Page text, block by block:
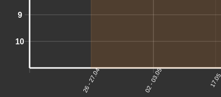
9
10
26 - 27.04 02 - 03.05